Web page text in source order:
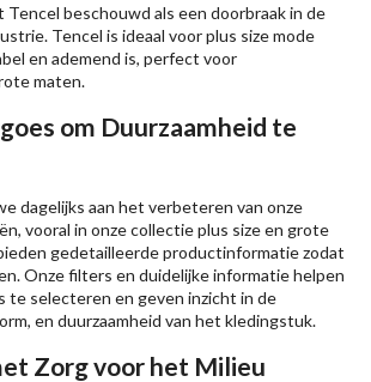
Tencel beschouwd als een doorbraak in de
Tencel is ideaal voor plus size mode
en ademend is, perfect voor
maten.
om Duurzaamheid te
dagelijks aan het verbeteren van onze
vooral in onze collectie plus size en grote
gedetailleerde productinformatie zodat
Onze filters en duidelijke informatie helpen
te selecteren en geven inzicht in de
en duurzaamheid van het kledingstuk.
Zorg voor het Milieu